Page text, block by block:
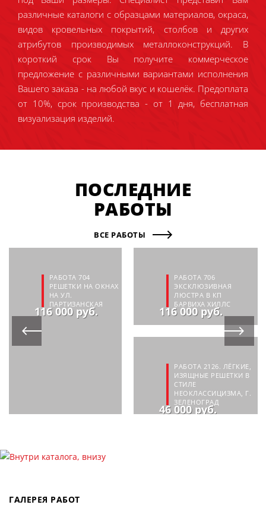
различные каталоги с образцами материалов, окраса,
видов кровельных покрытий, столбов и других
атрибутов производимых металлоконструкций. В
короткий срок Вы получите коммерческое
предложение с различными вариантами исполнения
Вашего заказа - на любой вкус и кошелёк. Предоплата
от 10%, срок производства - от 1 дня, бесплатная
визуализация изделий.
ПОСЛЕДНИЕ
РАБОТЫ
ВСЕ РАБОТЫ
РАБОТА 704
РЕШЕТКИ НА ОКНАХ
НА УЛ.
ПАРТИЗАНСКАЯ
116 000 руб.
РАБОТА 706
ЭКСКЛЮЗИВНАЯ
ЛЮСТРА В КП
БАРВИХА ХИЛЛС
116 000 руб.
РАБОТА 2126. ЛЁГКИЕ,
ИЗЯЩНЫЕ РЕШЕТКИ В
СТИЛЕ
НЕОКЛАССИЦИЗМА, Г.
ЗЕЛЕНОГРАД
46 000 руб.
ГАЛЕРЕЯ РАБОТ